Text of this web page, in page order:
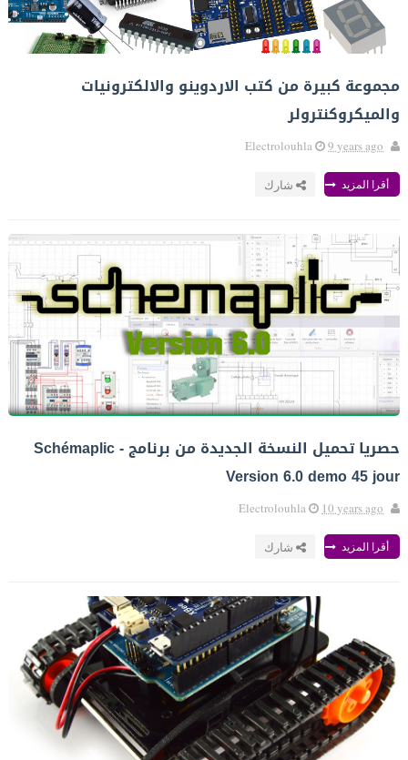
مجموعة كبيرة من كتب الاردوينو والالكترونيات
والميكروكنترولر
Electrolouhla 9 years ago
أقرا المزيد شارك
حصريا تحميل النسخة الجديدة من برنامج Schémaplic -
Version 6.0 demo 45 jour
Electrolouhla 10 years ago
أقرا المزيد شارك